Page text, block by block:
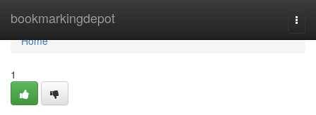
bookmarkingdepot
Home
Home
1